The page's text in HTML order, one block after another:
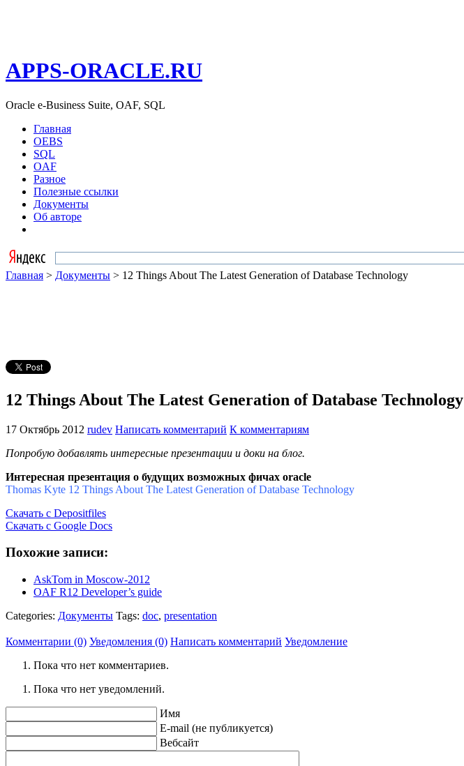
APPS-ORACLE.RU
Oracle e-Business Suite, OAF, SQL
Главная
OEBS
SQL
OAF
Разное
Полезные ссылки
Документы
Об авторе
Главная > Документы > 12 Things About The Latest Generation of Database Technology
12 Things About The Latest Generation of Database Technology
17 Октябрь 2012 rudev Написать комментарий К комментариям
Попробую добавлять интересные презентации и доки на блог.
Интересная презентация о будущих возможных фичах oracle
Thomas Kyte 12 Things About The Latest Generation of Database Technology
Скачать с Depositfiles
Скачать c Google Docs
Похожие записи:
AskTom in Moscow-2012
OAF R12 Developer’s guide
Categories: Документы Tags: doc, presentation
Комментарии (0) Уведомления (0) Написать комментарий Уведомление
Пока что нет комментариев.
Пока что нет уведомлений.
Имя
E-mail (не публикуется)
Вебсайт